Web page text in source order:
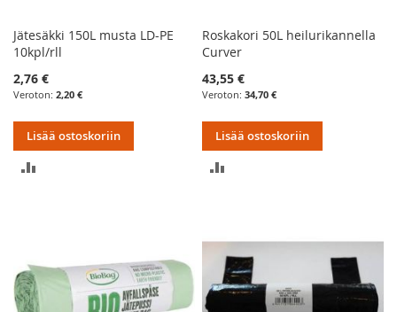
Jätesäkki 150L musta LD-PE
10kpl/rll
2,76 €
2,20 €
Lisää ostoskoriin
Roskakori 50L heilurikannella
Curver
43,55 €
34,70 €
Lisää ostoskoriin